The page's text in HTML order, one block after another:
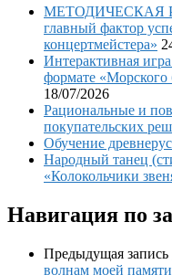
МЕТОДИЧЕСКАЯ
главный фактор
концертмейстера»
Интерактивная
формате «Морского
18/07/2026
Рациональные и
покупательских
Обучение
Народный танец
«Колокольчики
Навигация по
Предыдущая запись
волнам моей